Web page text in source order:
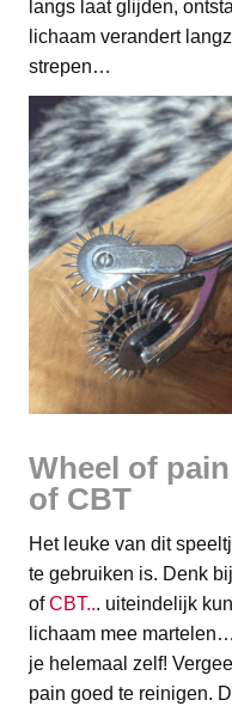
langs laat glijden,
lichaam verandert
strepen…
​Wheel of
of CBT
​Het leuke van dit
te gebruiken is. Denk
ofCBT... uiteindelijk
lichaam mee
je helemaal zelf!
pain goed te reinigen.